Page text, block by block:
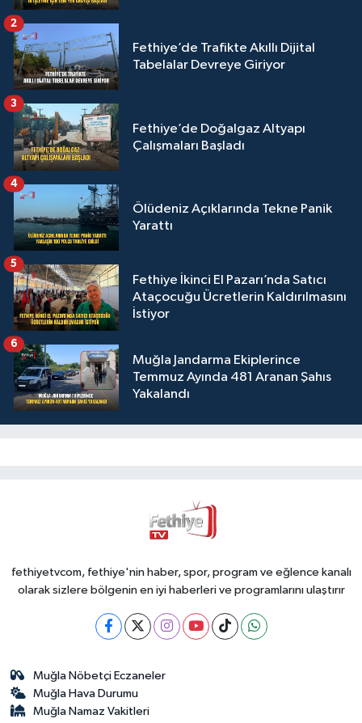
Fethiye’de Trafikte Akıllı Dijital
Tabelalar Devreye Giriyor
2
Fethiye’de Doğalgaz Altyapı
Çalışmaları Başladı
3
Ölüdeniz Açıklarında Tekne Panik
Yarattı
4
Fethiye İkinci El Pazarı’nda Satıcı
Ataçocuğu Ücretlerin Kaldırılmasını
İstiyor
5
Muğla Jandarma Ekiplerince
Temmuz Ayında 481 Aranan Şahıs
Yakalandı
6
fethiyetvcom, fethiye'nin haber, spor, program ve eğlence kanalı
olarak sizlere bölgenin en iyi haberleri ve programlarını ulaştırır
Muğla Nöbetçi Eczaneler
Muğla Hava Durumu
Muğla Namaz Vakitleri